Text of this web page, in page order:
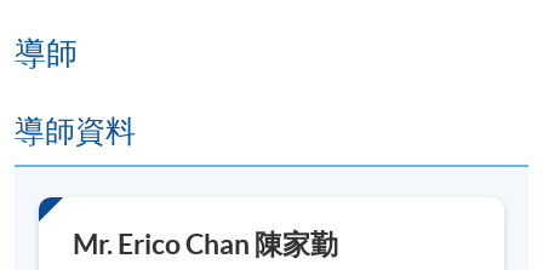
2026年8月15日（星期六）
***出席率達70%可獲頒發修讀證明書***
開課日期
2026年7月22日 (星期三)
導師
導師資料
Mr. Erico Chan 陳家勤